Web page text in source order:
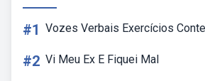
#1 Vozes Verbais Exercícios
#2 Vi Meu Ex E Fiquei Mal